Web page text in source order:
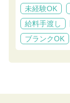
未経験OK
給料手渡し
ブランクOK